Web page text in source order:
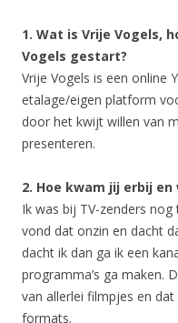
1. Wat is Vrije Vogels,
Vogels gestart?
Vrije Vogels is een online
etalage/eigen platform
door het kwijt willen van
presenteren.
2. Hoe kwam jij erbij
Ik was bij TV-zenders
vond dat onzin en dacht
dacht ik dan ga ik een
programma’s ga maken.
van allerlei filmpjes en
formats.